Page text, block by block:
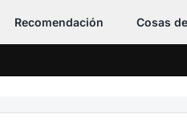
Recomendación Cosas